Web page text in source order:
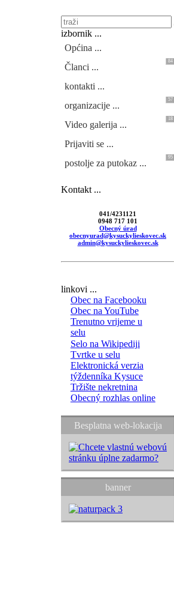
izbornik ...
Općina ...
Članci ...
84
kontakti ...
organizacije ...
57
Video galerija ...
18
Prijaviti se ...
postolje za putokaz ...
95
Kontakt ...
041/4231121
0948 717 101
Obecný úrad
obecnyurad@kysuckylieskovec.sk
admin@kysuckylieskovec.sk
linkovi ...
Obec na Facebooku
Obec na YouTube
Trenutno vrijeme u
selu
Selo na Wikipediji
Tvrtke u selu
Elektronická verzia
týždenníka Kysuce
Tržište nekretnina
Obecný rozhlas online
Besplatna web-lokacija
banner